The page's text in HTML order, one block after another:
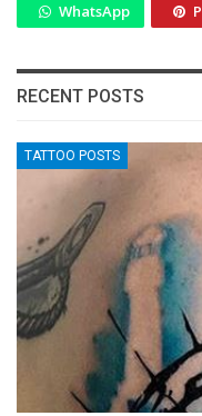
WhatsApp
RECENT POSTS
TATTOO POSTS